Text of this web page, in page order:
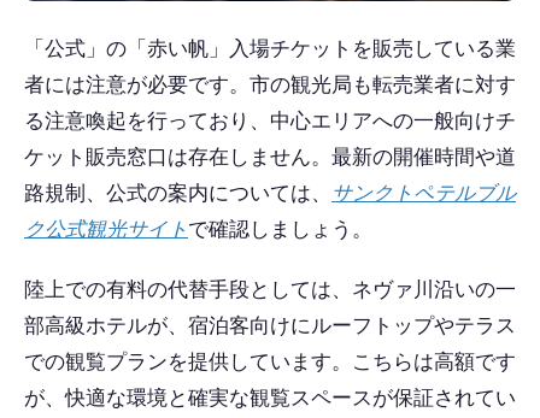
「公式」の「赤い帆」入場チケットを販売している業
者には注意が必要です。市の観光局も転売業者に対す
る注意喚起を行っており、中心エリアへの一般向けチ
ケット販売窓口は存在しません。最新の開催時間や道
路規制、公式の案内については、 サンクトペテルブル
ク公式観光サイトで確認しましょう。
陸上での有料の代替手段としては、ネヴァ川沿いの一
部高級ホテルが、宿泊客向けにルーフトップやテラス
での観覧プランを提供しています。こちらは高額です
が、快適な環境と確実な観覧スペースが保証されてい